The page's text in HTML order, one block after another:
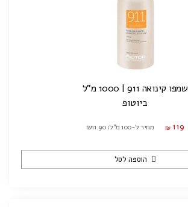
שמפו קינואה 911 | 1000 מ"ל
ביוטופ
₪ 119 מחיר ל-100 מ"ל: ₪11.90
הוספה לסל